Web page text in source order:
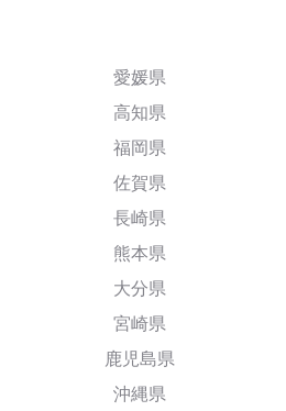
愛媛県
高知県
福岡県
佐賀県
長崎県
熊本県
大分県
宮崎県
鹿児島県
沖縄県